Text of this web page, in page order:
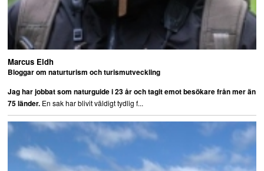
Marcus Eldh
Bloggar om naturturism och turismutveckling
Jag har jobbat som naturguide i 23 år och tagit emot besökare från mer än
75 länder.En sak har blivit väldigt tydlig f...